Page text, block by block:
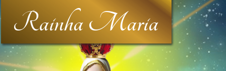
Rainha Maria